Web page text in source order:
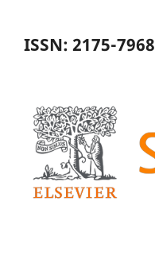
ISSN: 2175-7968